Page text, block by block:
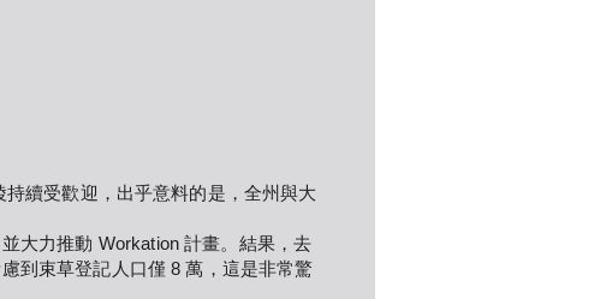
續受歡迎，出乎意料的是，全州與大
大力推動 Workation 計畫。結果，去
到束草登記人口僅 8 萬，這是非常驚